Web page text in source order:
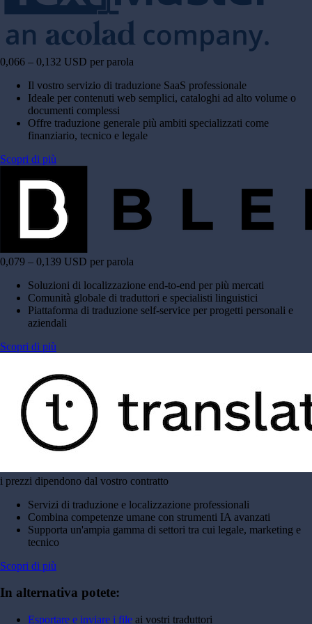
0,066 – 0,132 USD per parola
Il vostro servizio di traduzione SaaS professionale
Ideale per contenuti web semplici, cataloghi ad alto volume o
documenti complessi
Offre traduzione generale più ambiti specializzati come
finanziario, tecnico e legale
Scopri di più
0,079 – 0,139 USD per parola
Soluzioni di localizzazione end-to-end per più mercati
Comunità globale di traduttori e specialisti linguistici
Piattaforma di traduzione self-service per progetti personali e
aziendali
Scopri di più
i prezzi dipendono dal vostro contratto
Servizi di traduzione e localizzazione professionali
Combina competenze umane con strumenti IA avanzati
Supporta un'ampia gamma di settori tra cui legale, marketing e
tecnico
Scopri di più
In alternativa potete:
Esportare e inviare i file ai vostri traduttori